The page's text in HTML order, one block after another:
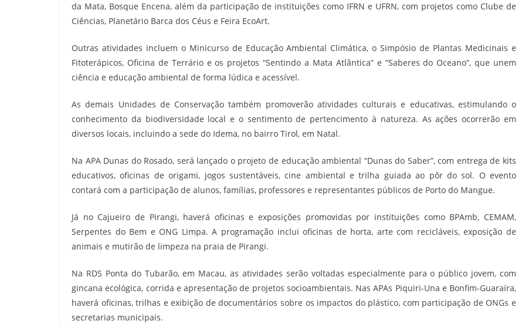
da Mata, Bosque Encena, além da participação de instituições como IFRN e UFRN, com projetos como Clube de
Ciências, Planetário Barca dos Céus e Feira EcoArt.
Outras atividades incluem o Minicurso de Educação Ambiental Climática, o Simpósio de Plantas Medicinais e
Fitoterápicos, Oficina de Terrário e os projetos “Sentindo a Mata Atlântica” e “Saberes do Oceano”, que unem
ciência e educação ambiental de forma lúdica e acessível.
As demais Unidades de Conservação também promoverão atividades culturais e educativas, estimulando o
conhecimento da biodiversidade local e o sentimento de pertencimento à natureza. As ações ocorrerão em
diversos locais, incluindo a sede do Idema, no bairro Tirol, em Natal.
Na APA Dunas do Rosado, será lançado o projeto de educação ambiental “Dunas do Saber”, com entrega de kits
educativos, oficinas de origami, jogos sustentáveis, cine ambiental e trilha guiada ao pôr do sol. O evento
contará com a participação de alunos, famílias, professores e representantes públicos de Porto do Mangue.
Já no Cajueiro de Pirangi, haverá oficinas e exposições promovidas por instituições como BPAmb, CEMAM,
Serpentes do Bem e ONG Limpa. A programação inclui oficinas de horta, arte com recicláveis, exposição de
animais e mutirão de limpeza na praia de Pirangi.
Na RDS Ponta do Tubarão, em Macau, as atividades serão voltadas especialmente para o público jovem, com
gincana ecológica, corrida e apresentação de projetos socioambientais. Nas APAs Piquiri-Una e Bonfim-Guaraíra,
haverá oficinas, trilhas e exibição de documentários sobre os impactos do plástico, com participação de ONGs e
secretarias municipais.